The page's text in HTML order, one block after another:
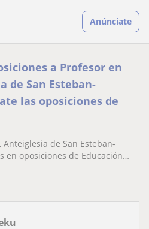
Anúnciate
a Profesor en
de San Esteban-
las oposiciones de
de San Esteban-
en oposiciones de Educación